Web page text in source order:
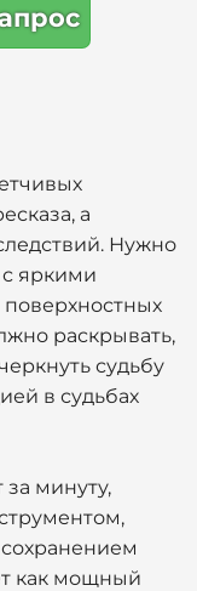
а
Нужно
яркими
раскрывать,
судьбу
в судьбах
за минуту,
как мощный